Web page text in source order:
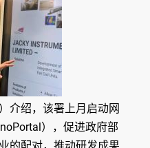
介绍，该署上月启动网
），促进政府部